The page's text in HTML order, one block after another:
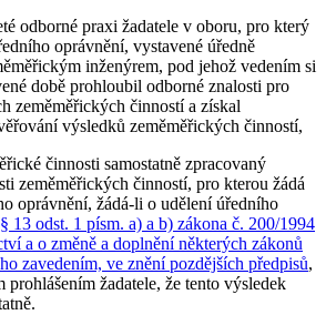
odborné praxi žadatele v oboru, pro který
oprávnění, vystavené úředně
inženýrem, pod jehož vedením si
době prohloubil odborné znalosti pro
zeměměřických činností a získal
výsledků zeměměřických činností,
činnosti samostatně zpracovaný
zeměměřických činností, pro kterou žádá
oprávnění, žádá-li o udělení úředního
§ 13 odst. 1 písm. a) a b) zákona č. 200/1994
a o změně a doplnění některých zákonů
zavedením, ve znění pozdějších předpisů,
prohlášením žadatele, že tento výsledek